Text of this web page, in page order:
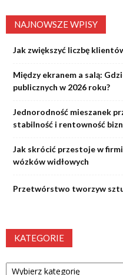
NAJNOWSZE WPISY
Jak zwiększyć liczbę
Między ekranem a salą:
publicznych w 2026 roku?
Jednorodność mieszanek
stabilność i rentowność
Jak skrócić przestoje w
wózków widłowych
Przetwórstwo tworzyw
KATEGORIE
Kategorie